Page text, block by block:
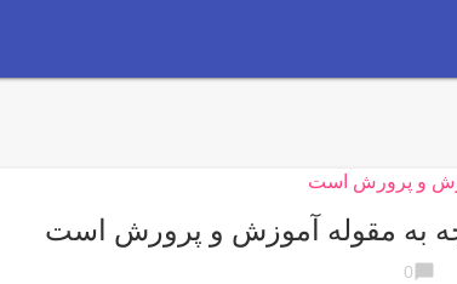
به مقوله آموزش و پرورش است
chat_bubble
0